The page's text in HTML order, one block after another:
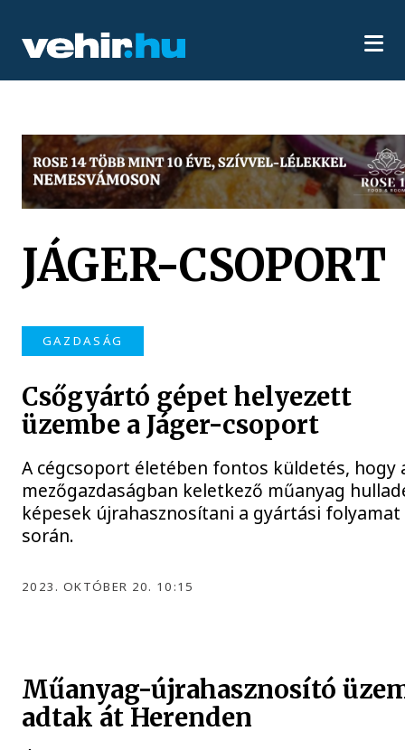
JÁGER-CSOPORT
GAZDASÁG
Csőgyártó gépet helyezett
üzembe a Jáger-csoport
A cégcsoport életében fontos küldetés, hogy
mezőgazdaságban keletkező műanyag
képesek újrahasznosítani a gyártási folyamat
során.
2023. OKTÓBER 20. 10:15
Műanyag-újrahasznosító
adtak át Herenden